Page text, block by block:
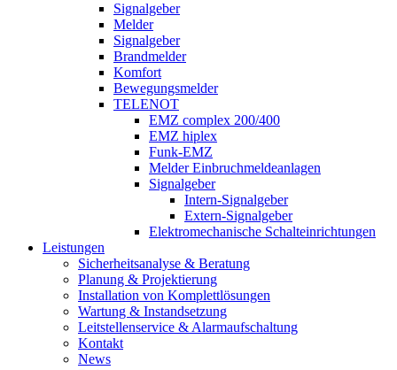
Signalgeber
Melder
Signalgeber
Brandmelder
Komfort
Bewegungsmelder
TELENOT
EMZ complex 200/400
EMZ hiplex
Funk-EMZ
Melder Einbruchmeldeanlagen
Signalgeber
Intern-Signalgeber
Extern-Signalgeber
Elektromechanische Schalteinrichtungen
Leistungen
Sicherheitsanalyse & Beratung
Planung & Projektierung​
Installation von Komplettlösungen
Wartung & Instandsetzung
Leitstellenservice & Alarmaufschaltung
Kontakt
News